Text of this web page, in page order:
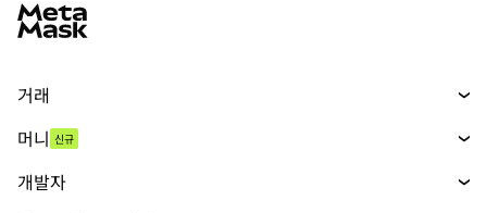
거래
무기한 선물
머니 신규
개발자